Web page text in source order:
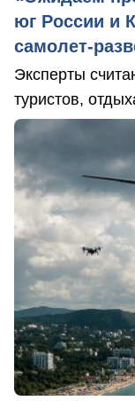
юг России и
самолет-
Эксперты
туристов,